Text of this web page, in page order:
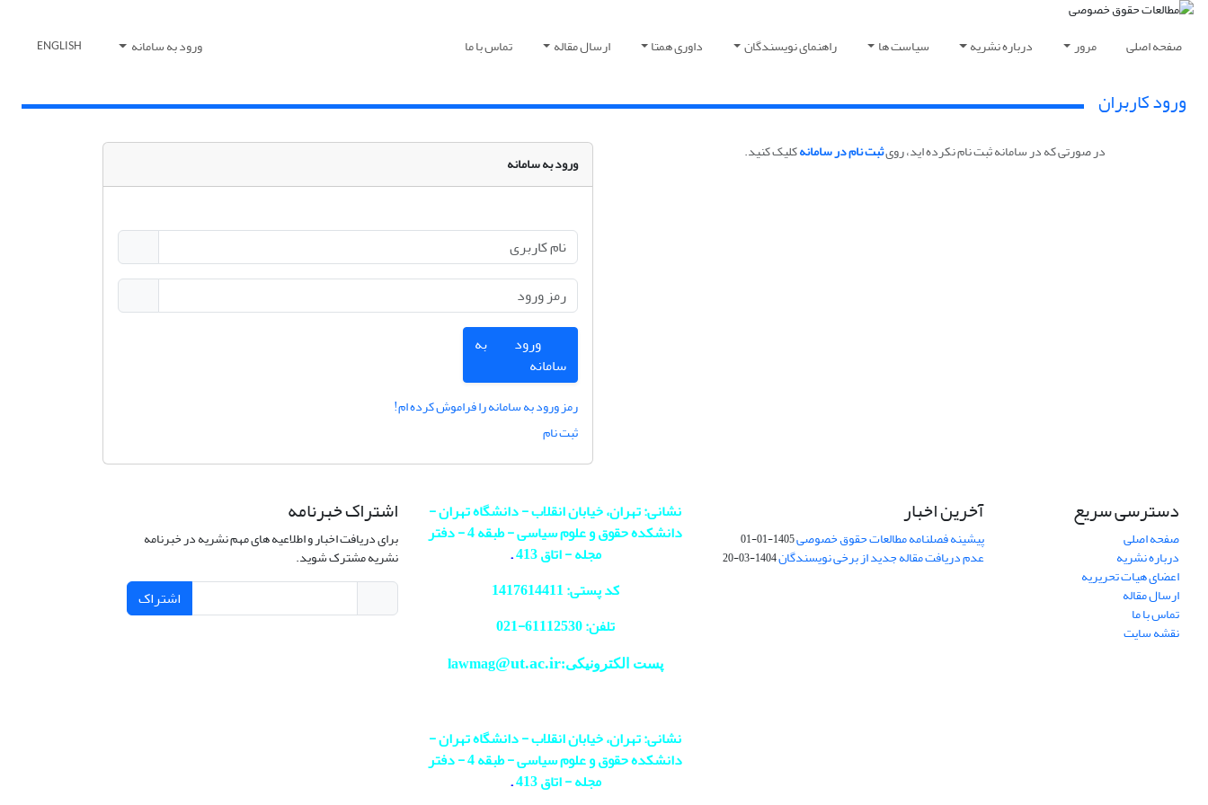
صفحه اصلی مرور درباره نشریه سیاست ها راهنمای نویسندگان داوری همتا ارسال مقاله تماس با ما ورود به سامانه ENGLISH
ورود کاربران
در صورتی که در سامانه ثبت نام نکرده اید، رویثبت نام در سامانهکلیک کنید.
ورود به سامانه
ورود به
سامانه
رمز ورود به سامانه را فراموش کرده ام!
ثبت نام
دسترسی سریع
صفحه اصلی
درباره نشریه
اعضای هیات تحریریه
ارسال مقاله
تماس با ما
نقشه سایت
آخرین اخبار
پیشینه فصلنامه مطالعات حقوق خصوصی1405-01-01
عدم دریافت مقاله جدید از برخی نویسندگان1404-03-20
نشانی: تهران، خیابان انقلاب - دانشگاه تهران -
دانشکده حقوق و علوم سیاسی - طبقه 4 - دفتر
مجله - اتاق 413
.
کد پستی: 1417614411
تلفن: 61112530-
021
پست الکترونیکی:lawmag@ut.ac.ir
نشانی: تهران، خیابان انقلاب - دانشگاه تهران -
دانشکده حقوق و علوم سیاسی - طبقه 4 - دفتر
مجله - اتاق 413
.
اشتراک خبرنامه
برای دریافت اخبار و اطلاعیه های مهم نشریه در خبرنامه
نشریه مشترک شوید.
اشتراک